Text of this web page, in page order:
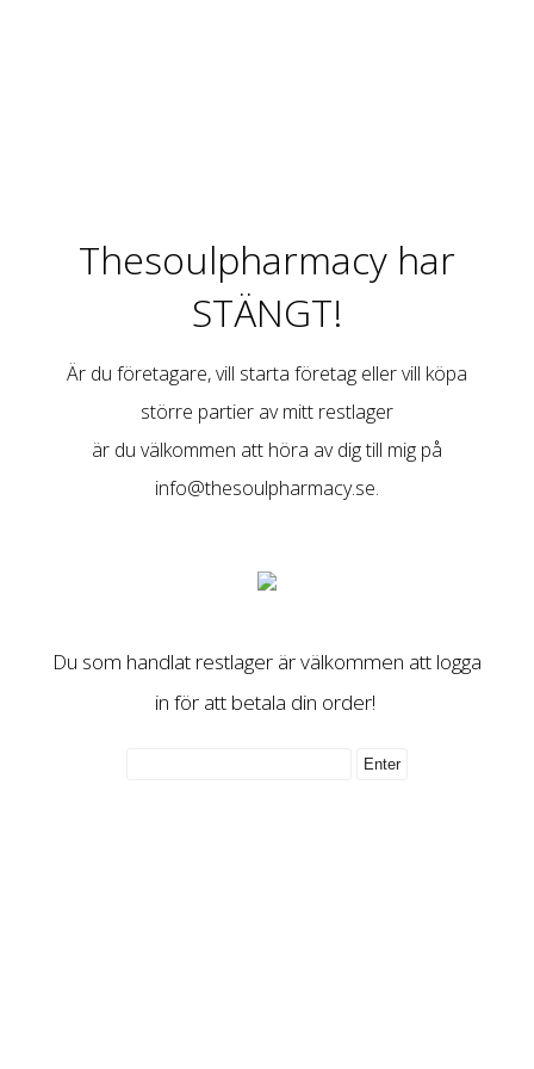
Thesoulpharmacy har
STÄNGT!
Är du företagare, vill starta företag eller vill köpa
större partier av mitt restlager
är du välkommen att höra av dig till mig på
info@thesoulpharmacy.se.
Du som handlat restlager är välkommen att logga
in för att betala din order!